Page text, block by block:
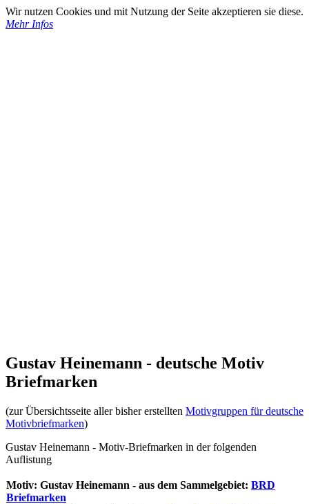
Wir nutzen Cookies und mit Nutzung der Seite akzeptieren sie diese.
Mehr Infos
Gustav Heinemann - deutsche Motiv
Briefmarken
(zur Übersichtsseite aller bisher erstellten Motivgruppen für deutsche
Motivbriefmarken)
Gustav Heinemann - Motiv-Briefmarken in der folgenden
Auflistung
Motiv: Gustav Heinemann - aus dem Sammelgebiet: BRD
Briefmarken